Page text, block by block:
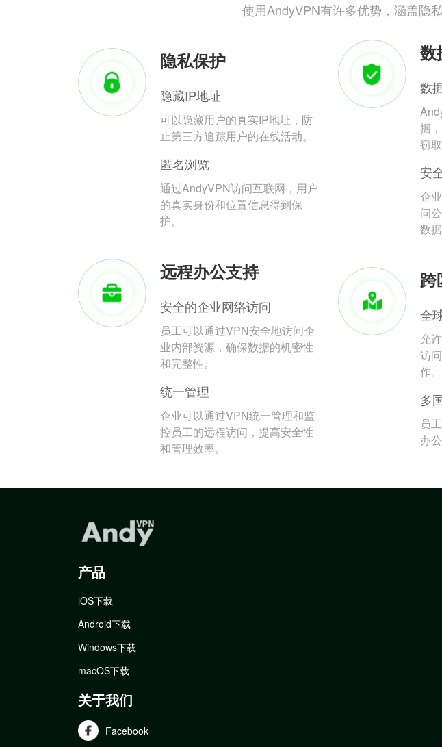
使用AndyVPN有许多优势，涵盖隐
隐私保护
隐藏IP地址
可以隐藏用户的真实IP地址，防
止第三方追踪用户的在线活动。
匿名浏览
通过AndyVPN访问互联网，用户
的真实身份和位置信息得到保
护。
数
数
据
窃取
安
企
问
数据
远程办公支持
安全的企业网络访问
员工可以通过VPN安全地访问企
业内部资源，确保数据的机密性
和完整性。
统一管理
企业可以通过VPN统一管理和监
控员工的远程访问，提高安全性
和管理效率。
跨
全
允
访
作。
多
员
办
产品
iOS下载
Android下载
Windows下载
macOS下载
关于我们
Facebook